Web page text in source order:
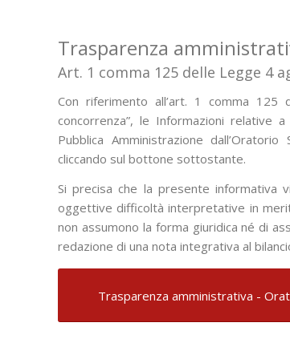
Trasparenza
Art. 1 comma 125 delle Legge 4
Con riferimento all’art. 1 comma
concorrenza”, le Informazioni relative
Pubblica Amministrazione
cliccando sul bottone sottostante.
Si precisa che la presente informativa
oggettive difficoltà interpretative in
non assumono la forma giuridica né di
redazione di una nota integrativa al
Trasparenza amministrativa -